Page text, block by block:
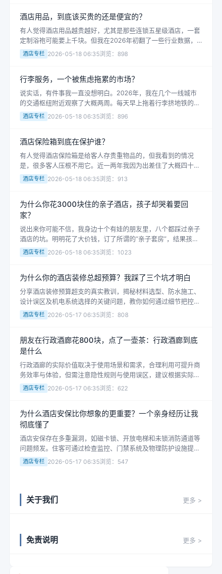
酒店用品，到底该买贵的还是便宜的？
有人觉得酒店用品越贵越好，尤其是那些连锁五星级酒店，一套
定制浴袍可能要上千块。但我在2026年初翻了一些行业数据，
发现大概有六成以上的中小酒店，实际采购的毛巾和床品单价不
超过五十元。这两种做法放在一起...
酒店专栏 2026-05-18 06:35浏览：898
行李服务，一个被焦虑拖累的市场？
说实话，有件事我一直没想明白。2026年，我在几个一线城市
的交通枢纽附近观察了大概两周。每天早上拖着行李挤地铁的
人，明明旁边就有寄存柜或者配送服务点，价格也就是一杯奶茶
的钱，但大多数人还是选择了自己扛...
酒店专栏 2026-05-18 06:35浏览：896
酒店保险箱到底在保护谁？
有人觉得酒店保险箱是给客人存贵重物品的，但我看到的情况
是，很多客人压根不用它。近一两年我因为出差住了大概四十家
不同档次的酒店，从经济型到五星级都有。每次入住我都会打开
那个嵌在衣柜里的小铁柜看看，然后大...
酒店专栏 2026-05-18 06:35浏览：913
为什么你花3000块住的亲子酒店，孩子却哭着要回
家？
说出来你可能不信，我身边十个有娃的朋友里，八个都踩过亲子
酒店的坑。明明花了大价钱，订了所谓的“亲子套房”，结果孩子
进去十分钟就开始闹——床太硬、动画片太少、泳池水温太低。
大...
酒店专栏 2026-05-18 06:35浏览：1023
为什么你的酒店装修总超预算？我踩了三个坑才明白
分享酒店装修预算超支的真实教训，揭秘材料选型、防水施工、
设计误区及机电系统选择的关键问题，教你如何通过细节把控节
省开支，提升运营效益。
酒店专栏 2026-05-17 06:35浏览：808
朋友在行政酒廊花800块，点了一壶茶：行政酒廊到底
是什么
行政酒廊的实际价值取决于使用场景和需求，合理利用可提升商
务效率与体验，但需注意隐性规则与使用误区，建议根据实际用
途选择是否投入。
酒店专栏 2026-05-17 06:35浏览：622
为什么酒店安保比你想象的更重要？一个亲身经历让我
彻底懂了
酒店安保存在多重漏洞，如磁卡锁、开放电梯和未锁消防通道等
问题频发。住客可通过检查监控、门禁系统及物理防护设施提升
安全意识，智能设备需警惕电池短板和管理缺陷，核心仍是人防
与物防的结合。
酒店专栏 2026-05-17 06:35浏览：547
关于我们 更多 >
免责说明 更多 >